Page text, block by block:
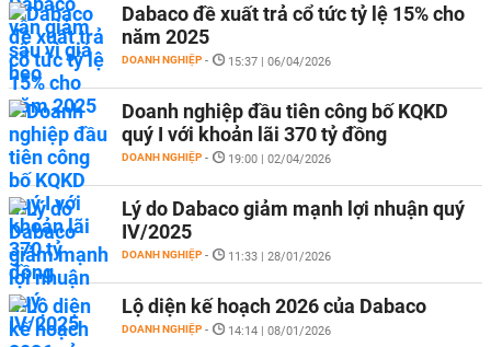
Dabaco đề xuất trả cổ tức tỷ lệ 15% cho
năm 2025
DOANH NGHIỆP - 15:37 | 06/04/2026
Doanh nghiệp đầu tiên công bố KQKD
quý I với khoản lãi 370 tỷ đồng
DOANH NGHIỆP - 19:00 | 02/04/2026
Lý do Dabaco giảm mạnh lợi nhuận quý
IV/2025
DOANH NGHIỆP - 11:33 | 28/01/2026
Lộ diện kế hoạch 2026 của Dabaco
DOANH NGHIỆP - 14:14 | 08/01/2026